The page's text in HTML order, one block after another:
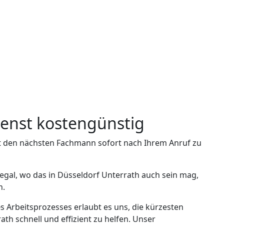
kostengünstig
nächsten Fachmann sofort nach Ihrem Anruf zu
wo das in Düsseldorf Unterrath auch sein mag,
erlaubt es uns, die kürzesten
schnell und effizient zu helfen. Unser